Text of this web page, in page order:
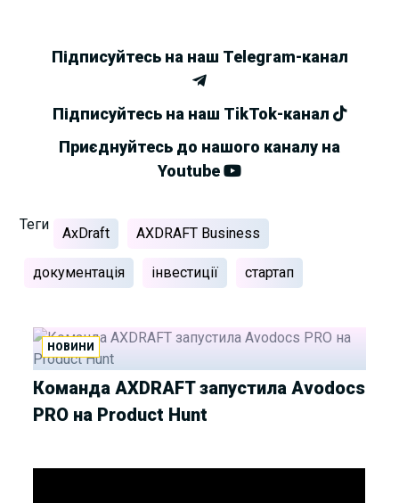
Підписуйтесь на наш Telegram-канал
Підписуйтесь на наш TikTok-канал
Приєднуйтесь до нашого каналу на
Youtube
Теги
AxDraft AXDRAFT Business
документація інвестиції стартап
НОВИНИ
Команда AXDRAFT запустила Avodocs
PRO на Product Hunt